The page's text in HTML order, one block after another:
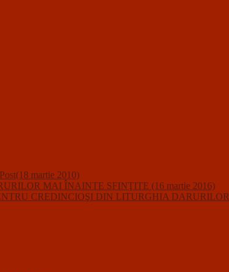
martie 2010)
MAI ÎNAINTE SFINŢITE (16 martie 2016)
CREDINCIOŞI DIN LITURGHIA